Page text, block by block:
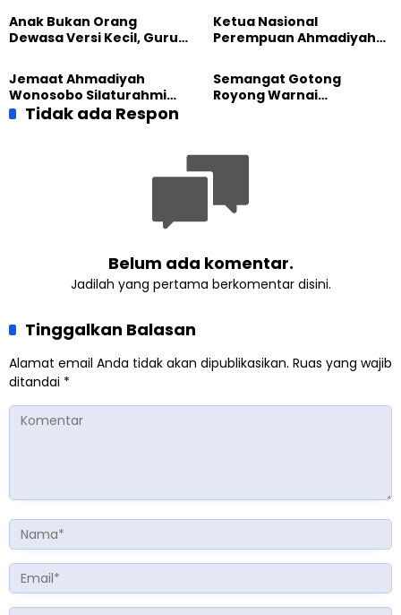
Majalengka
Sembako kepada Warga
Anak Bukan Orang
Dewasa Versi Kecil, Guru
Pendidikan BERLIAN
Ketua Nasional
Perempuan Ahmadiyah
Besar Universitas
Terbuka
Jemaat Ahmadiyah
Wonosobo Silaturahmi
Hangat dengan Jemaat
Semangat Gotong
Royong Warnai
Tidak ada Respon
Belum ada komentar.
Jadilah yang pertama berkomentar disini.
Tinggalkan Balasan
Alamat email Anda tidak akan dipublikasikan. Ruas yang wajib
ditandai *